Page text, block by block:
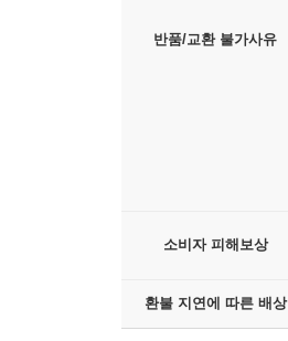
반품/교환 불가사유
소비자 피해보상
환불 지연에 따른 배상